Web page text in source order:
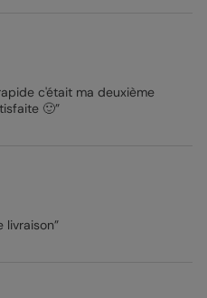
c'était ma deuxième
🙂”
livraison”